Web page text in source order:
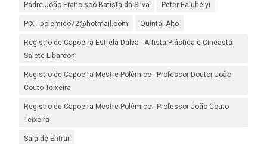
Padre João Francisco Batista da Silva Peter Faluhelyi
PIX - polemico72@hotmail.com Quintal Alto
Registro de Capoeira Estrela Dalva - Artista Plástica e Cineasta
Salete Libardoni
Registro de Capoeira Mestre Polêmico - Professor Doutor João
Couto Teixeira
Registro de Capoeira Mestre Polêmico - Professor João Couto
Teixeira
Sala de Entrar